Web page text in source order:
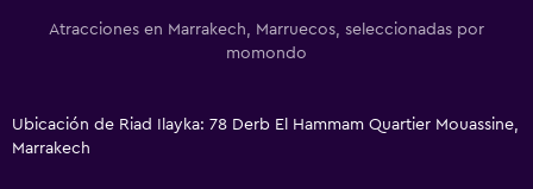
Atracciones en Marrakech, Marruecos, seleccionadas por
momondo
Ubicación de Riad Ilayka: 78 Derb El Hammam Quartier Mouassine,
Marrakech